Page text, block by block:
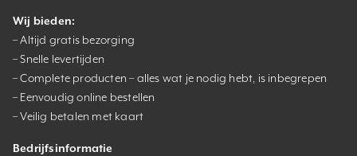
Wij bieden:
– Altijd gratis bezorging
– Snelle levertijden
– Complete producten – alles wat je nodig hebt, is inbegrepen
– Eenvoudig online bestellen
– Veilig betalen met kaart
Bedrijfsinformatie